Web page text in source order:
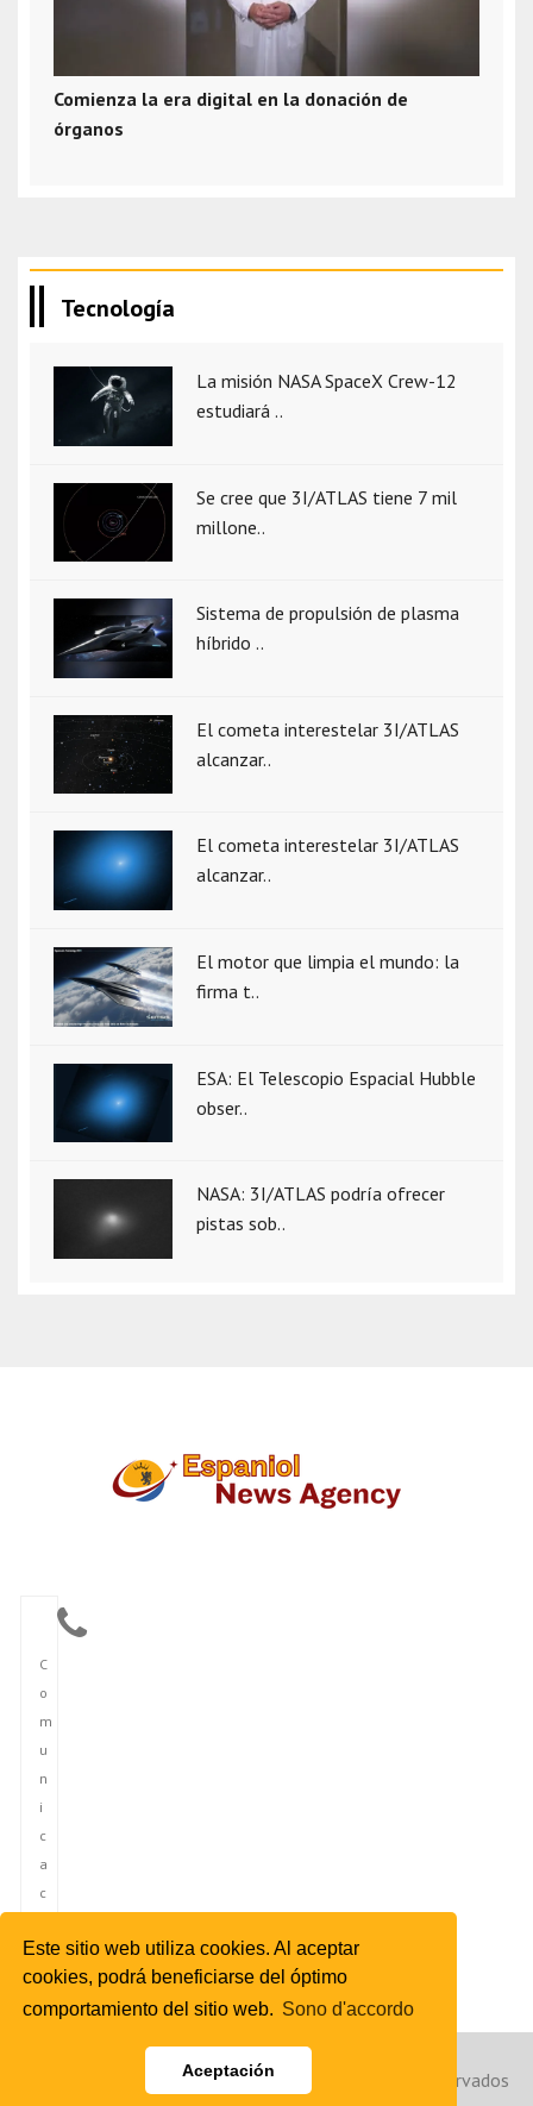
Este sitio web utiliza cookies. Al aceptar
cookies, podrá beneficiarse del óptimo
comportamiento del sitio web. Sono d'accordo
Aceptación
Comienza la era digital en la donación de
órganos
Tecnología
La misión NASA SpaceX Crew-12
estudiará ..
Se cree que 3I/ATLAS tiene 7 mil
millone..
Sistema de propulsión de plasma
híbrido ..
El cometa interestelar 3I/ATLAS
alcanzar..
El cometa interestelar 3I/ATLAS
alcanzar..
El motor que limpia el mundo: la
firma t..
ESA: El Telescopio Espacial Hubble
obser..
NASA: 3I/ATLAS podría ofrecer
pistas sob..
C
o
m
u
n
i
c
a
c
ó
n
Copyright © 2023 Agencia de Noticias de España. Reservados